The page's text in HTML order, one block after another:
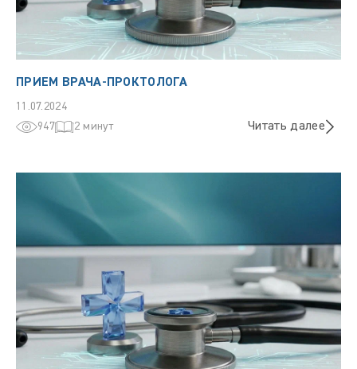
ПРИЕМ ВРАЧА-ПРОКТОЛОГА
11.07.2024
947
2 минут Читать далее